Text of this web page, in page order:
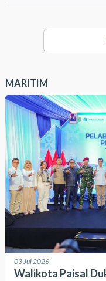
MARITIM
03 Jul 2026
Walikota Paisal